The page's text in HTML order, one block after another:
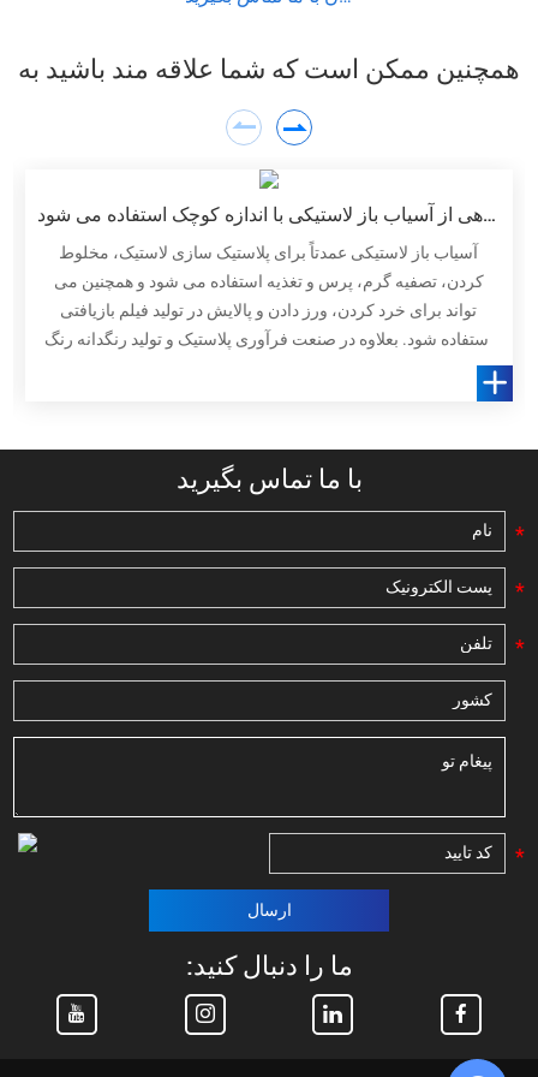
همچنین ممکن است که شما علاقه مند باشید به
آزمایشگاهی از آسیاب باز لاستیکی با اندازه کوچک استفاده می شود
آسیاب باز لاستیکی عمدتاً برای پلاستیک سازی لاستیک، مخلوط
کردن، تصفیه گرم، پرس و تغذیه استفاده می شود و همچنین می
تواند برای خرد کردن، ورز دادن و پالایش در تولید فیلم بازیافتی
استفاده شود. بعلاوه در صنعت فرآوری پلاستیک و تولید رنگدانه رنگ
با ما تماس بگیرید
*
*
*
*
ارسال
ما را دنبال کنید: